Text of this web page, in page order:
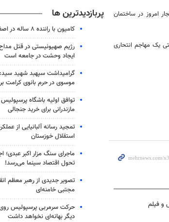
امروز در ساختمان
یک مهاجم انتحاری
پربازدیدترین ها
کامیون با راننده ۸ ساله در اصفهان توقیف شد
رژیم صهیونیستی در قتل
ایجاد وحشت در جامعه است
گرامیداشت سپهبد شهید
موسوی در حرم بانوی کرامت
توافق اولیه باشگاه
مازندرانی برای خرید جنجالی
تمجید رسانه آلبانیایی از
استقلال خوزستان
ماجرای سنگ مزار اکبر عبدی؛
تحول اقتصاد سینما می‌رسد!
تصویر جدیدی از رهبر معظم
مجتبی خامنه‌ای
حرکت سرمربی پرسپولیس روی
دیگر بهانه‌ای نخواهد داشت